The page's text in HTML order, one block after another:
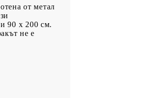
от метал
90 x 200 см.
не е